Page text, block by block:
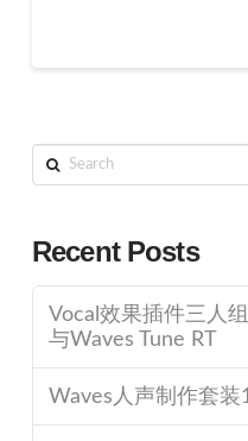
Search
Recent Posts
Vocal效果插件三人
与Waves Tune RT
Waves人声制作套装